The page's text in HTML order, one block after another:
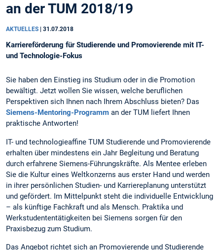
an der TUM 2018/19
AKTUELLES 31.07.2018
Karriereförderung für Studierende und Promovierende mit IT-
und Technologie-Fokus
Sie haben den Einstieg ins Studium oder in die Promotion
bewältigt. Jetzt wollen Sie wissen, welche beruflichen
Perspektiven sich Ihnen nach Ihrem Abschluss bieten? Das
Siemens-Mentoring-Programm an der TUM liefert Ihnen
praktische Antworten!
IT- und technologieaffine TUM Studierende und Promovierende
erhalten über mindestens ein Jahr Begleitung und Beratung
durch erfahrene Siemens-Führungskräfte. Als Mentee erleben
Sie die Kultur eines Weltkonzerns aus erster Hand und werden
in ihrer persönlichen Studien- und Karriereplanung unterstützt
und gefördert. Im Mittelpunkt steht die individuelle Entwicklung
– als künftige Fachkraft und als Mensch. Praktika und
Werkstudententätigkeiten bei Siemens sorgen für den
Praxisbezug zum Studium.
Das Angebot richtet sich an Promovierende und Studierende